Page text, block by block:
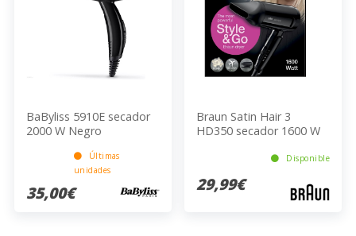
BaByliss 5910E secador
2000 W Negro
Últimas
unidades
35,00€
Braun Satin Hair 3
HD350 secador 1600 W
Disponible
29,99€